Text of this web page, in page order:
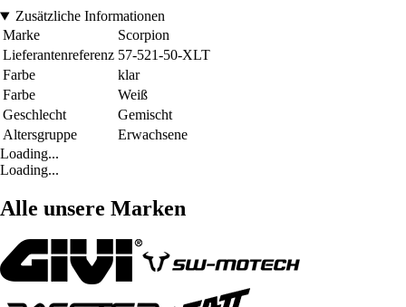
Zusätzliche Informationen
Marke
Scorpion
Lieferantenreferenz 57-521-50-XLT
Farbe
klar
Farbe
Weiß
Geschlecht
Gemischt
Altersgruppe
Erwachsene
Loading...
Loading...
Alle unsere Marken